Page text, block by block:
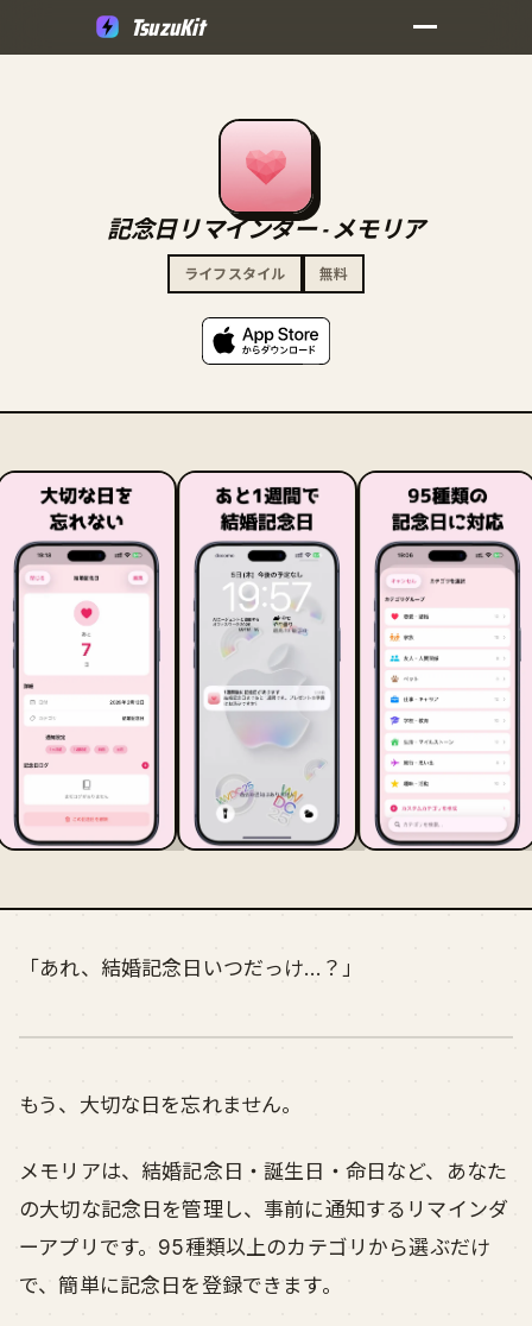
TsuzuKit
記念日リマインダー - メモリア
ライフスタイル 無料
「あれ、結婚記念日いつだっけ…？」
もう、大切な日を忘れません。
メモリアは、結婚記念日・誕生日・命日など、あなた
の大切な記念日を管理し、事前に通知するリマインダ
ーアプリです。95種類以上のカテゴリから選ぶだけ
で、簡単に記念日を登録できます。